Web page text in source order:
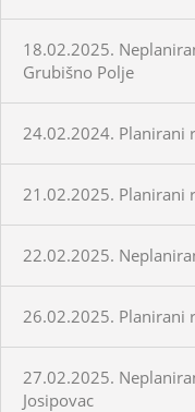
18.02.2025.
Grubišno Polje
24.02.2024. Planirani
21.02.2025. Planirani
22.02.2025.
26.02.2025. Planirani
27.02.2025.
Josipovac